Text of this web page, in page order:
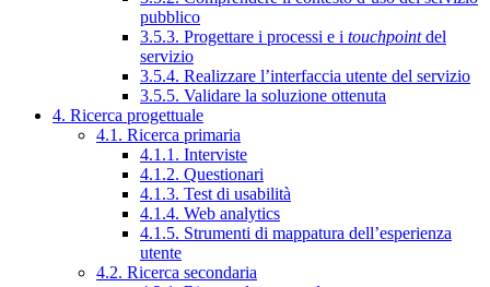
pubblico
3.5.3. Progettare i processi e i touchpointdel
servizio
3.5.4. Realizzare l’interfaccia utente del servizio
3.5.5. Validare la soluzione ottenuta
4. Ricerca progettuale
4.1. Ricerca primaria
4.1.1. Interviste
4.1.2. Questionari
4.1.3. Test di usabilità
4.1.4. Web analytics
4.1.5. Strumenti di mappatura dell’esperienza
utente
4.2. Ricerca secondaria